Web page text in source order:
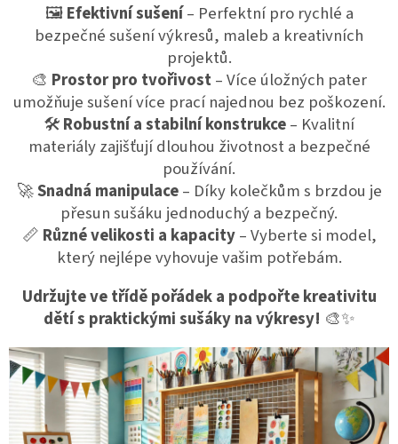
🖼️Efektivní sušení– Perfektní pro rychlé a
bezpečné sušení výkresů, maleb a kreativních
projektů.
🎨 Prostor pro tvořivost– Více úložných pater
umožňuje sušení více prací najednou bez poškození.
🛠️Robustní a stabilní konstrukce– Kvalitní
materiály zajišťují dlouhou životnost a bezpečné
používání.
🚀Snadná manipulace– Díky kolečkům s brzdou je
přesun sušáku jednoduchý a bezpečný.
📏 Různé velikosti a kapacity– Vyberte si model,
který nejlépe vyhovuje vašim potřebám.
Udržujte ve třídě pořádek a podpořte kreativitu
dětí s praktickými sušáky na výkresy! 🎨✨